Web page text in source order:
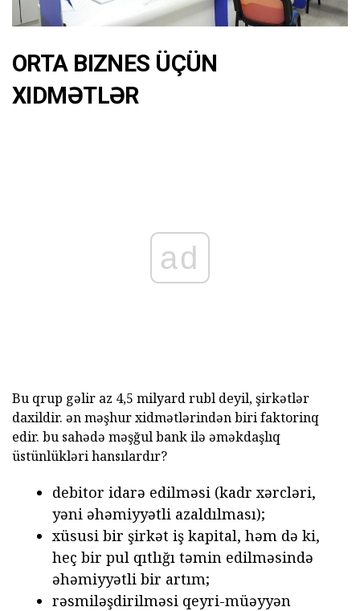
ORTA BIZNES ÜÇÜN
XIDMƏTLƏR
ad
Bu qrup gəlir az 4,5 milyard rubl deyil, şirkətlər
daxildir. ən məşhur xidmətlərindən biri faktorinq
edir. bu sahədə məşğul bank ilə əməkdaşlıq
üstünlükləri hansılardır?
debitor idarə edilməsi (kadr xərcləri,
yəni əhəmiyyətli azaldılması);
xüsusi bir şirkət iş kapital, həm də ki,
heç bir pul qıtlığı təmin edilməsində
əhəmiyyətli bir artım;
rəsmiləşdirilməsi qeyri-müəyyən